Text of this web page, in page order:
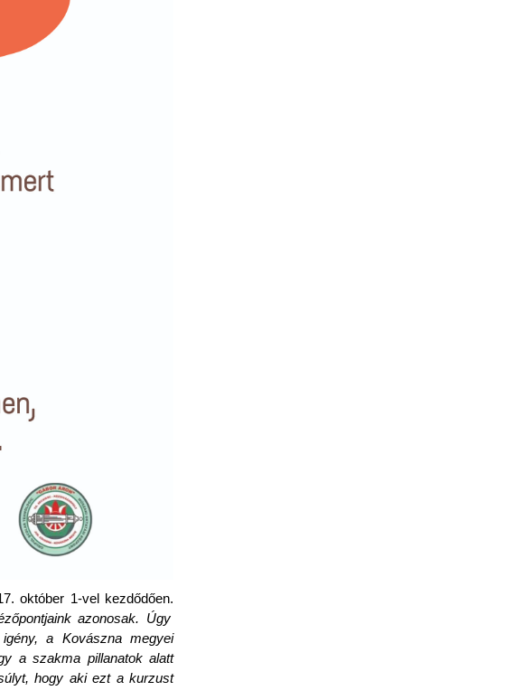
október 1-vel kezdődően.
azonosak. Úgy
a Kovászna megyei
a szakma pillanatok alatt
hogy aki ezt a kurzust